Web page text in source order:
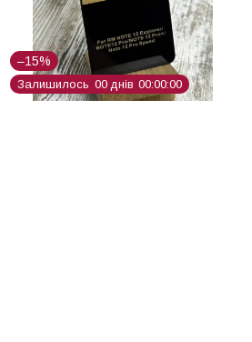
–15%
Залишилось 00 днів 00 00 00